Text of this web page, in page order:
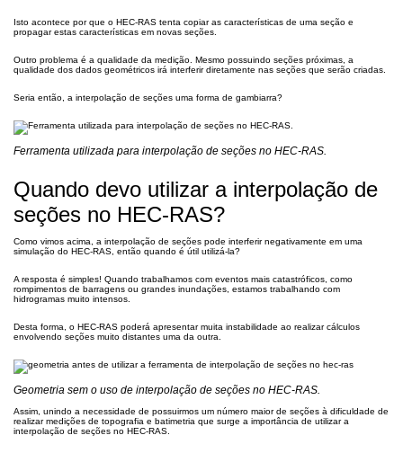
Isto acontece por que o HEC-RAS tenta copiar as características de uma seção e
propagar estas características em novas seções.
Outro problema é a qualidade da medição. Mesmo possuindo seções próximas, a
qualidade dos dados geométricos irá interferir diretamente nas seções que serão criadas.
Seria então, a interpolação de seções uma forma de gambiarra?
Ferramenta utilizada para interpolação de seções no HEC-RAS.
Quando devo utilizar a interpolação de
seções no HEC-RAS?
Como vimos acima, a interpolação de seções pode interferir negativamente em uma
simulação do HEC-RAS, então quando é útil utilizá-la?
A resposta é simples! Quando trabalhamos com eventos mais catastróficos, como
rompimentos de barragens ou grandes inundações, estamos trabalhando com
hidrogramas muito intensos.
Desta forma, o HEC-RAS poderá apresentar muita instabilidade ao realizar cálculos
envolvendo seções muito distantes uma da outra.
Geometria sem o uso de interpolação de seções no HEC-RAS.
Assim, unindo a necessidade de possuirmos um número maior de seções à dificuldade de
realizar medições de topografia e batimetria que surge a importância de utilizar a
interpolação de seções no HEC-RAS.